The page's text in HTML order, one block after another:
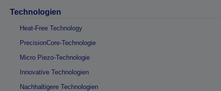
Technologien
Heat-Free Technology
PrecisionCore-Technologie
Micro Piezo-Technologie
Innovative Technologien
Nachhaltigere Technologien